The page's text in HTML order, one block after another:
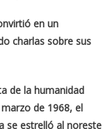
en un
charlas sobre sus
de la humanidad
de 1968, el
se estrelló al noreste